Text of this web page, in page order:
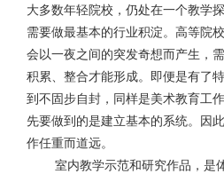
大多数年轻院校，仍处在一个教学
需要做最基本的行业积淀。高等院
会以一夜之间的突发奇想而产生，
积累、整合才能形成。即便是有了
到不固步自封，同样是美术教育工
先要做到的是建立基本的系统。因
作任重而道远。
室内教学示范和研究作品，是